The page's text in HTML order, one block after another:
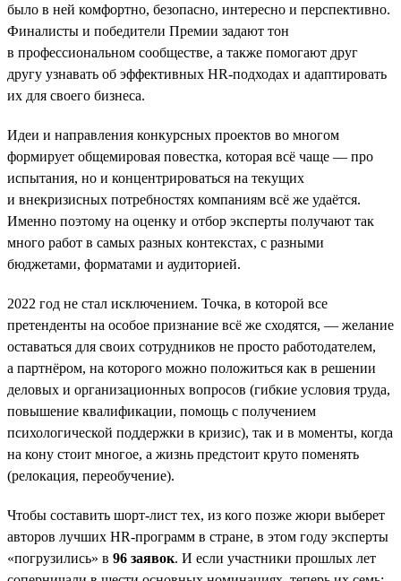
было в ней комфортно, безопасно, интересно и перспективно.
Финалисты и победители Премии задают тон
в профессиональном сообществе, а также помогают друг
другу узнавать об эффективных HR-подходах и адаптировать
их для своего бизнеса.
Идеи и направления конкурсных проектов во многом
формирует общемировая повестка, которая всё чаще — про
испытания, но и концентрироваться на текущих
и внекризисных потребностях компаниям всё же удаётся.
Именно поэтому на оценку и отбор эксперты получают так
много работ в самых разных контекстах, с разными
бюджетами, форматами и аудиторией.
2022 год не стал исключением. Точка, в которой все
претенденты на особое признание всё же сходятся, — желание
оставаться для своих сотрудников не просто работодателем,
а партнёром, на которого можно положиться как в решении
деловых и организационных вопросов (гибкие условия труда,
повышение квалификации, помощь с получением
психологической поддержки в кризис), так и в моменты, когда
на кону стоит многое, а жизнь предстоит круто поменять
(релокация, переобучение).
Чтобы составить шорт-лист тех, из кого позже жюри выберет
авторов лучших HR-программ в стране, в этом году эксперты
«погрузились» в 96 заявок. И если участники прошлых лет